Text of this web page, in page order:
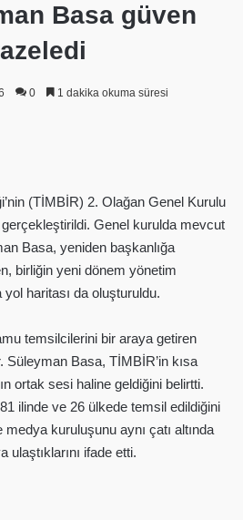
Basa güven
0 1 dakika okuma süresi
(TİMBİR) 2. Olağan Genel Kurulu
gerçekleştirildi. Genel kurulda mevcut
Basa, yeniden başkanlığa
birliğin yeni dönem yönetim
haritası da oluşturuldu.
temsilcilerini bir araya getiren
Basa, TİMBİR’in kısa
ortak sesi haline geldiğini belirtti.
ilinde ve 26 ülkede temsil edildiğini
kuruluşunu aynı çatı altında
ulaştıklarını ifade etti.